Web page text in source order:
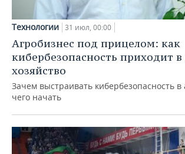
Технологии 31 июл, 00:00
Агробизнес под прицелом: как
кибербезопасность приходит в
хозяйство
Зачем выстраивать кибербезопасность в
чего начать